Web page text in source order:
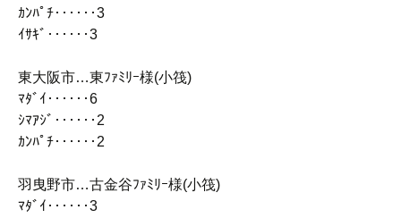
ｶﾝﾊﾟﾁ‥‥‥3
ｲｻｷﾞ‥‥‥3
東大阪市…東ﾌｧﾐﾘｰ様(小筏)
ﾏﾀﾞｲ‥‥‥6
ｼﾏｱｼﾞ‥‥‥2
ｶﾝﾊﾟﾁ‥‥‥2
羽曳野市…古金谷ﾌｧﾐﾘｰ様(小筏)
ﾏﾀﾞｲ‥‥‥3